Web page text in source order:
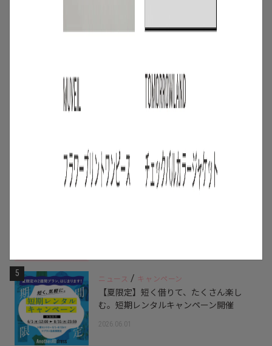
コーディネート / アイテム
選
2026.07.16
5 ニュース / キャンペーン
【夏限定】短く借りて、たくさん楽し
む。短期レンタルキャンペーン開催
2026.06.01